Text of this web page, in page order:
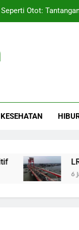
Otot:
Didorong untuk
Cepat Adaptasi
Layani 96
KESEHATAN
LRT Sumsel
6 Jam Ago